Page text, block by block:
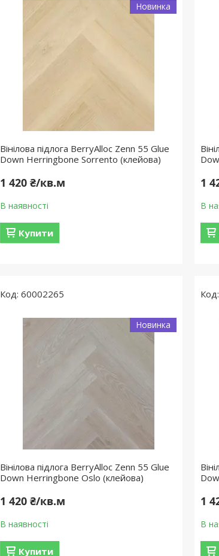
Новинка
Вінілова підлога BerryAlloc Zenn 55 Glue
Down Herringbone Sorrento (клейова)
1 420 ₴/кв.м
В наявності
Купити
1
В
60002265
Новинка
Вінілова підлога BerryAlloc Zenn 55 Glue
Down Herringbone Oslo (клейова)
1 420 ₴/кв.м
В наявності
Купити
1
В